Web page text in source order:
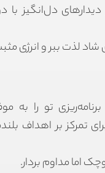
دل‌انگیز با
لذت ببر و انرژی
تو را به
تمرکز بر اهداف
اما مداوم بردار.